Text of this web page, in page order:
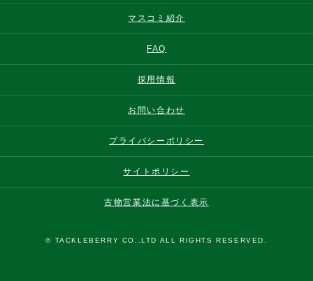
マスコミ紹介
FAQ
採用情報
お問い合わせ
プライバシーポリシー
サイトポリシー
古物営業法に基づく表示
© TACKLEBERRY CO.,LTD ALL RIGHTS RESERVED.